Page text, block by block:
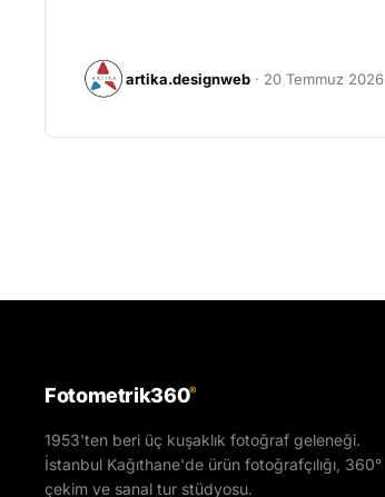
artika.designweb · 20 Temmuz 2026
Fotometrik360®
1953'ten beri üç kuşaklık fotoğraf geleneği.
İstanbul Kağıthane'de ürün fotoğrafçılığı, 360°
çekim ve sanal tur stüdyosu.